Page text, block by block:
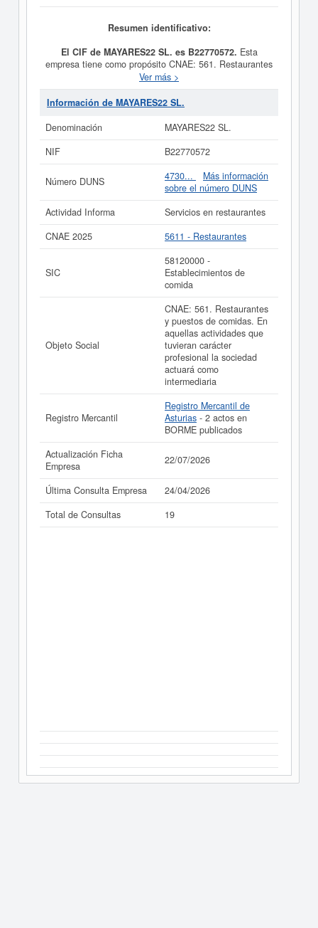
Resumen identificativo:
El CIF de MAYARES22 SL. es B22770572. Esta
empresa tiene como propósito CNAE: 561. Restaurantes
y puestos de comidas. En aquellas actividades que
tuvieran carácter profesional la sociedad actuará como
intermediaria y fue creada el día 18/07/2025. La
empresa es 5611 - Restaurantes. Dentro de la
SL.
cuenta con el número 58120000. La ficha ha sido
consultas. Si quiere consultar qué subvenciones puede
llegar a pedir esta empresa, puede hacerlo en esta
misma web. El patrimonio social de esta empresa es de
0 a 3.100 €. El BORME tiene publicados 2 actos y está
Si está interesado en conocer más datos de la empresa
Informe ampliado
de MAYARES22 SL. y consultar los
resultados de sus años de actividad, así como los
balances y cuentas de resultados disponibles.
La última actualización del informe de empresa se ha
realizado el 22/07/2026.
Ver más >
Información de MAYARES22 SL.
Denominación
MAYARES22 SL.
NIF
B22770572
Número DUNS 4730...
Más información
sobre el número DUNS
Actividad Informa
Servicios en restaurantes
CNAE 2025
5611 - Restaurantes
SIC
58120000 -
Establecimientos de
comida
Objeto Social
CNAE: 561. Restaurantes
y puestos de comidas. En
aquellas actividades que
tuvieran carácter
profesional la sociedad
actuará como
intermediaria
Registro Mercantil
Registro Mercantil de
Asturias - 2 actos en
BORME publicados
Actualización Ficha
Empresa
22/07/2026
Última Consulta Empresa
24/04/2026
Total de Consultas
19